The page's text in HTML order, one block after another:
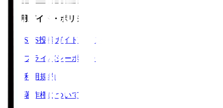
ご利用ガイド・ポリシー
SNS投稿ガイドライン
プライバシーポリシー
利用規約
著作権について